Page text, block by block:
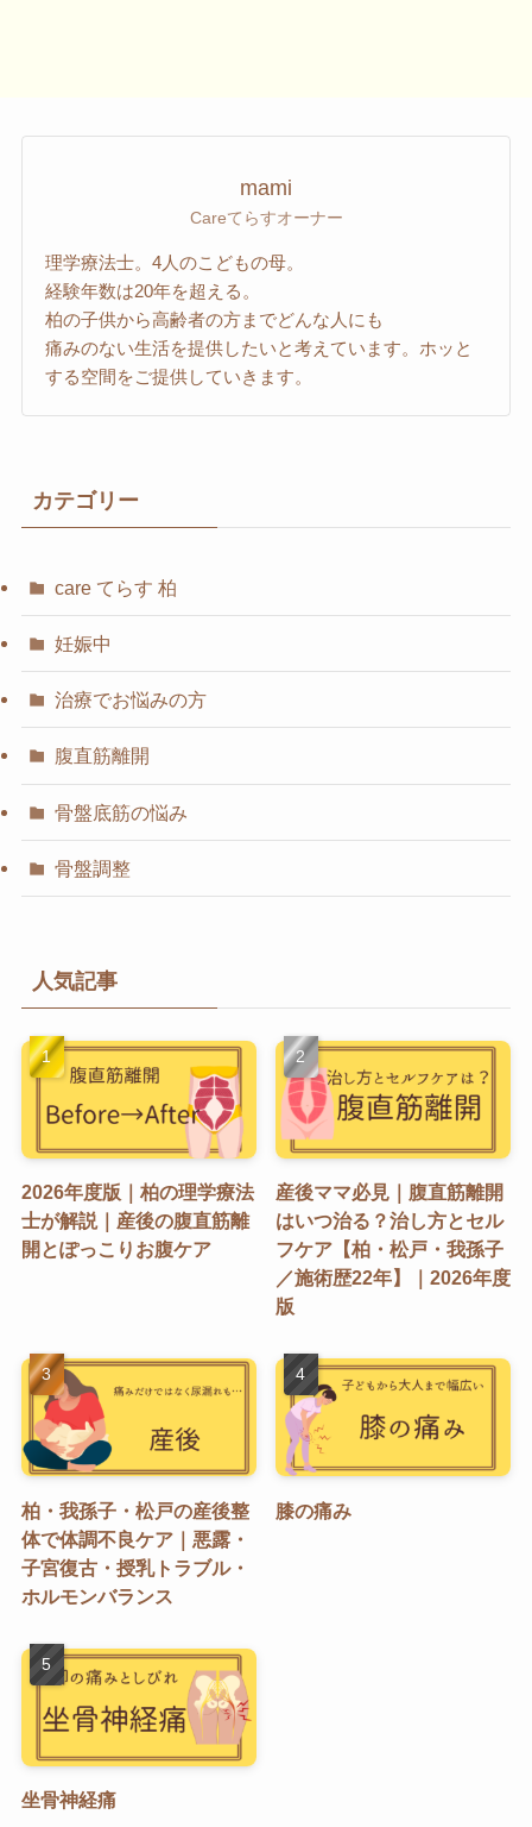
mami
Careてらすオーナー
理学療法士。4人のこどもの母。
経験年数は20年を超える。
柏の子供から高齢者の方までどんな人にも
痛みのない生活を提供したいと考えています。ホッと
する空間をご提供していきます。
カテゴリー
care てらす 柏
妊娠中
治療でお悩みの方
腹直筋離開
骨盤底筋の悩み
骨盤調整
人気記事
2026年度版｜柏の理学療法
士が解説｜産後の腹直筋離
開とぽっこりお腹ケア
産後ママ必見｜腹直筋離開
はいつ治る？治し方とセル
フケア【柏・松戸・我孫子
／施術歴22年】｜2026年度
版
柏・我孫子・松戸の産後整
体で体調不良ケア｜悪露・
子宮復古・授乳トラブル・
ホルモンバランス
膝の痛み
坐骨神経痛